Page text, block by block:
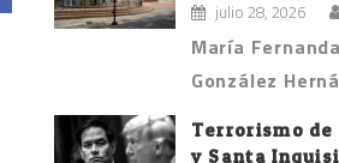
julio 28, 2026
María Fernanda
González
Terrorismo
y Santa